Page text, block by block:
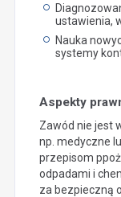
ustawienia,
Nauka
systemy
Aspekty
Zawód nie jest
np. medyczne
przepisom
odpadami i
za bezpieczną